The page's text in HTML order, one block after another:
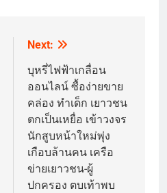
Next:
บุหรี่ไฟฟ้าเกลื่อน
ออนไลน์ ซื้อง่ายขาย
คล่อง ทำเด็ก เยาวชน
ตกเป็นเหยื่อ เข้าวงจร
นักสูบหน้าใหม่พุ่ง
เกือบล้านคน เครือ
ข่ายเยาวชน-ผู้
ปกครอง ตบเท้าพบ